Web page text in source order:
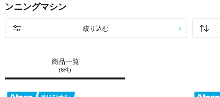
ンニングマシン
商品一覧
(6件)
絞り込む